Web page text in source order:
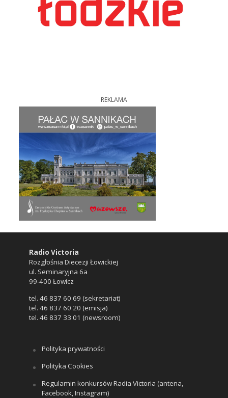
REKLAMA
Radio Victoria
Rozgłośnia Diecezji Łowickiej
ul. Seminaryjna 6a
99-400 Łowicz
tel. 46 837 60 69 (sekretariat)
tel. 46 837 60 20 (emisja)
tel. 46 837 33 01 (newsroom)
Polityka prywatności
Polityka Cookies
Regulamin konkursów Radia Victoria (antena,
Facebook, Instagram)